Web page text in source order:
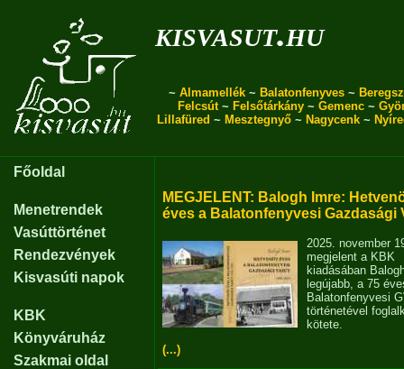
kisvasut.hu
~ Almamellék ~ Balatonfenyves ~
Felcsút~ Felsőtárkány ~ Gemenc ~
Lillafüred ~ Mesztegnyő ~ Nagycenk ~
Főoldal
Menetrendek
Vasúttörténet
Rendezvények
Kisvasúti napok
KBK
Könyváruház
Szakmai oldal
MEGJELENT: Balogh Imre:
éves a Balatonfenyvesi Gazdasági
2025. november
megjelent a KBK
kiadásában
legújabb, a 75
Balatonfenyvesi
történetével
kötete.
(...)